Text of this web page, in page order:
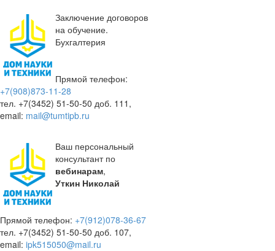
Заключение договоров
на обучение.
Бухгалтерия
Прямой телефон:
+7(908)873-11-28
тел. +7(3452) 51-50-50 доб. 111,
email: mail@tumtipb.ru
Ваш персональный
консультант по
вебинарам,
Уткин Николай
Прямой телефон: +7(912)078-36-67
тел. +7(3452) 51-50-50 доб. 107,
email: ipk515050@mail.ru